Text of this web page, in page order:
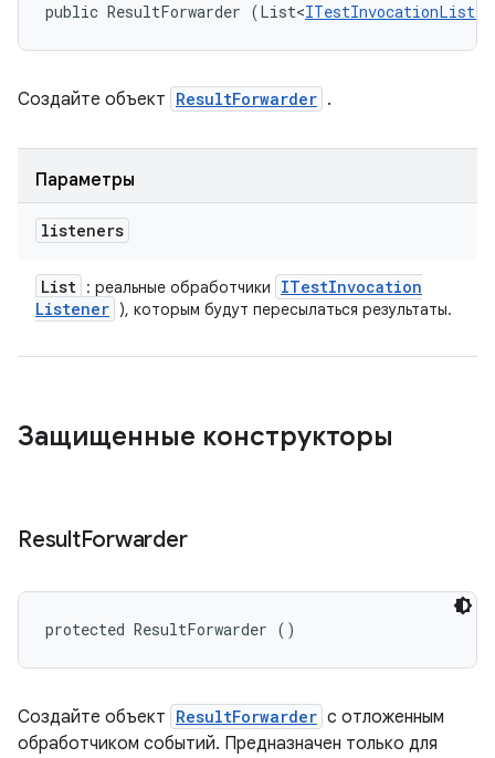
public ResultForwarder (List<
Создайте объект ResultForwarder .
Параметры
listeners
List : реальные обработчики ITestInvocation
Listener ), которым будут пересылаться результаты.
Защищенные конструкторы
ResultForwarder
protected ResultForwarder ()
Создайте объект ResultForwarder с отложенным
обработчиком событий. Предназначен только для